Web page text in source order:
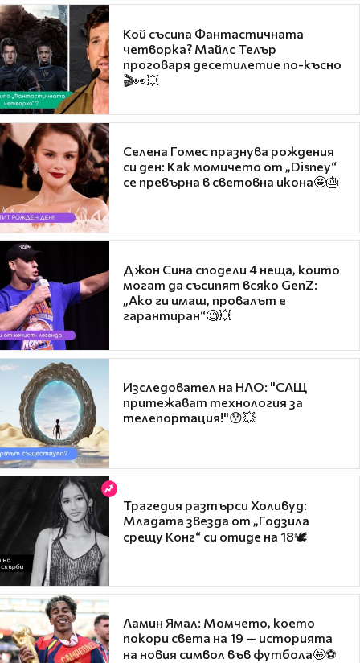
Кой съсипа Фантастичната
четворка? Майлс Телър
проговаря десетилетие по-късно
🎬👀💥
Селена Гомес празнува рождения
си ден: Как момичето от „Disney“
се превърна в световна икона🤩🎂
Джон Сина сподели 4 неща, които
могат да съсипят всяко GenZ:
„Ако ги имаш, провалът е
гарантиран“🧐💥
Изследовател на НЛО: "САЩ
притежават технология за
телепортация!"😯💥
Трагедия разтърси Холивуд:
Младата звезда от „Годзила
срещу Конг“ си отиде на 18🕊️
Ламин Ямал: Момчето, което
покори света на 19 — историята
на новия символ във футбола🤩⚽